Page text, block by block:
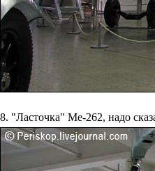
8. "Ласточка" Ме-262, надо